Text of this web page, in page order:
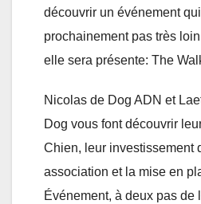
découvrir un événement
prochainement pas très
elle sera présente: The
Nicolas de Dog ADN et
Dog vous font découvrir
Chien, leur investissement
association et la mise en
Événement, à deux pas de